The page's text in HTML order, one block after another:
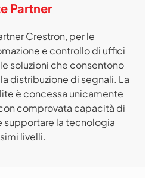
Partner
Crestron, per le
e controllo di uffici
soluzioni che consentono
distribuzione di segnali. La
è concessa unicamente
comprovata capacità di
supportare la tecnologia
livelli.